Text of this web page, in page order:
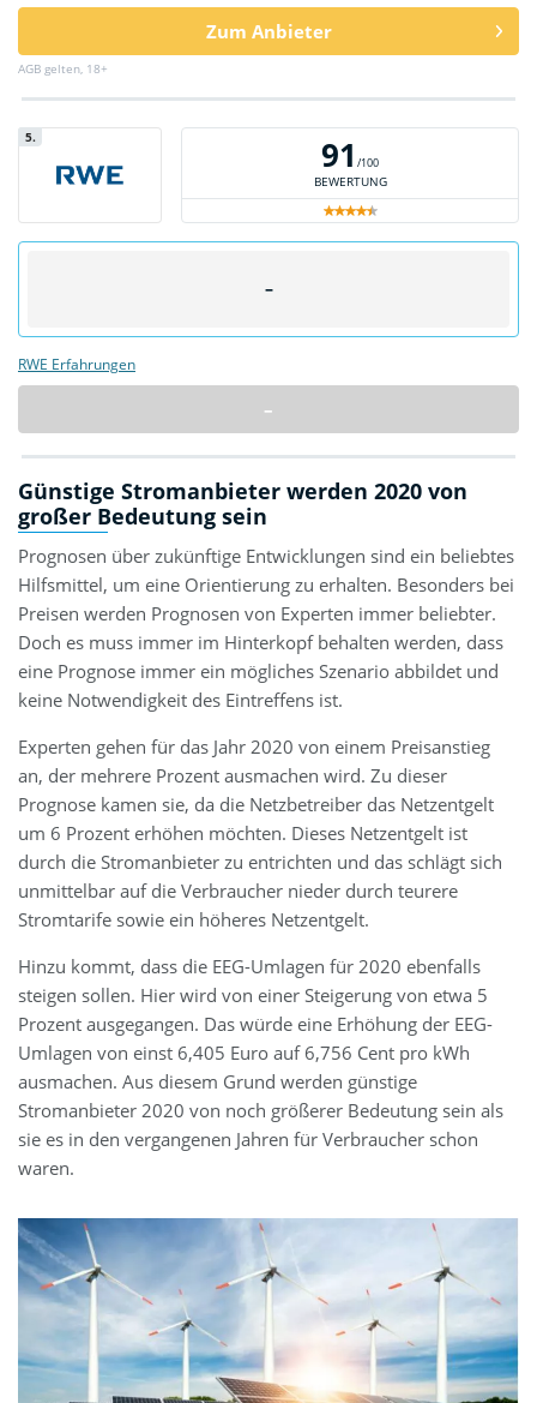
Zum Anbieter
AGB gelten, 18+
5. 91 /100
BEWERTUNG
–
RWE Erfahrungen
–
Günstige Stromanbieter werden 2020 von
großer Bedeutung sein
Prognosen über zukünftige Entwicklungen sind ein beliebtes
Hilfsmittel, um eine Orientierung zu erhalten. Besonders bei
Preisen werden Prognosen von Experten immer beliebter.
Doch es muss immer im Hinterkopf behalten werden, dass
eine Prognose immer ein mögliches Szenario abbildet und
keine Notwendigkeit des Eintreffens ist.
Experten gehen für das Jahr 2020 von einem Preisanstieg
an, der mehrere Prozent ausmachen wird. Zu dieser
Prognose kamen sie, da die Netzbetreiber das Netzentgelt
um 6 Prozent erhöhen möchten. Dieses Netzentgelt ist
durch die Stromanbieter zu entrichten und das schlägt sich
unmittelbar auf die Verbraucher nieder durch teurere
Stromtarife sowie ein höheres Netzentgelt.
Hinzu kommt, dass die EEG-Umlagen für 2020 ebenfalls
steigen sollen. Hier wird von einer Steigerung von etwa 5
Prozent ausgegangen. Das würde eine Erhöhung der EEG-
Umlagen von einst 6,405 Euro auf 6,756 Cent pro kWh
ausmachen. Aus diesem Grund werden günstige
Stromanbieter 2020 von noch größerer Bedeutung sein als
sie es in den vergangenen Jahren für Verbraucher schon
waren.